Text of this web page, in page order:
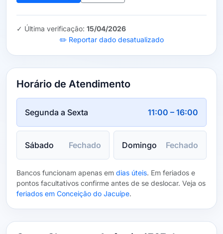
✓ Última verificação: 15/04/2026
✏️ Reportar dado desatualizado
Horário de Atendimento
Segunda a Sexta 11:00 – 16:00
Sábado Fechado Domingo Fechado
Bancos funcionam apenas em dias úteis. Em feriados e
pontos facultativos confirme antes de se deslocar. Veja os
feriados em Conceição do Jacuípe.